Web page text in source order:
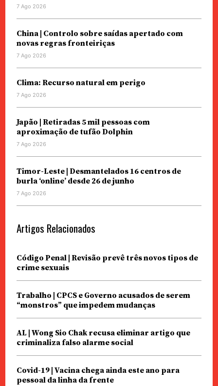
7 Ago 2026
China | Controlo sobre saídas apertado com
novas regras fronteiriças
7 Ago 2026
Clima: Recurso natural em perigo
7 Ago 2026
Japão | Retiradas 5 mil pessoas com
aproximação de tufão Dolphin
7 Ago 2026
Timor-Leste | Desmantelados 16 centros de
burla ‘online’ desde 26 de junho
7 Ago 2026
Artigos Relacionados
Código Penal | Revisão prevê três novos tipos de
crime sexuais
Trabalho | CPCS e Governo acusados de serem
“monstros” que impedem mudanças
AL | Wong Sio Chak recusa eliminar artigo que
criminaliza falso alarme social
Covid-19 | Vacina chega ainda este ano para
pessoal da linha da frente